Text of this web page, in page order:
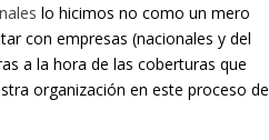
lo hicimos no como un mero
con empresas (nacionales y del
a la hora de las coberturas que
organización en este proceso de